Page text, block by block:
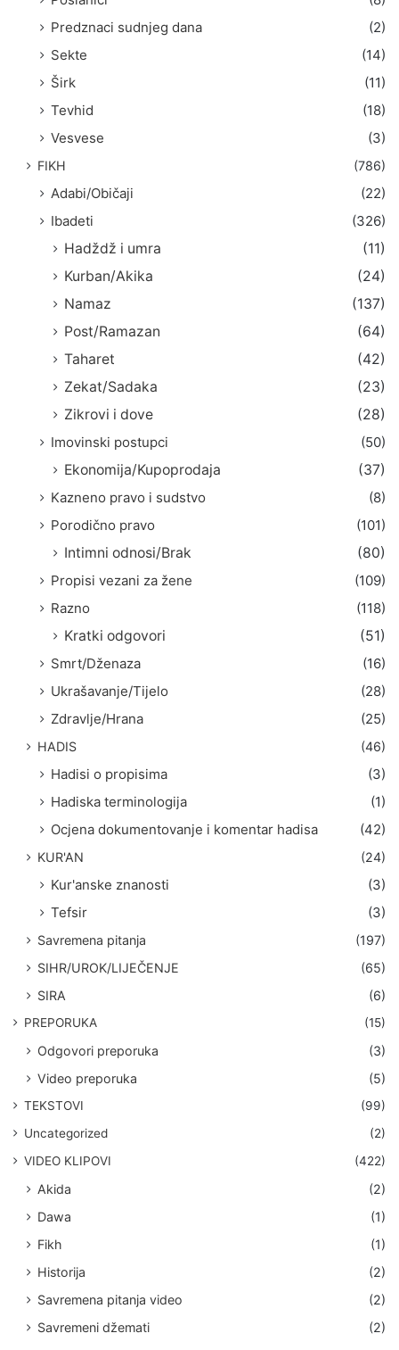
Predznaci sudnjeg dana
(2)
Sekte
(14)
Širk
(11)
Tevhid
(18)
Vesvese
(3)
FIKH (786)
Adabi/Običaji
(22)
Ibadeti
(326)
Hadždž i umra
(11)
Kurban/Akika
(24)
Namaz
(137)
Post/Ramazan
(64)
Taharet
(42)
Zekat/Sadaka
(23)
Zikrovi i dove
(28)
Imovinski postupci
(50)
Ekonomija/Kupoprodaja
(37)
Kazneno pravo i sudstvo
(8)
Porodično pravo
(101)
Intimni odnosi/Brak
(80)
Propisi vezani za žene
(109)
Razno
(118)
Kratki odgovori
(51)
Smrt/Dženaza
(16)
Ukrašavanje/Tijelo
(28)
Zdravlje/Hrana
(25)
HADIS (46)
Hadisi o propisima
(3)
Hadiska terminologija
(1)
Ocjena dokumentovanje i komentar hadisa
(42)
KUR'AN (24)
Kur'anske znanosti
(3)
Tefsir
(3)
Savremena pitanja
(197)
SIHR/UROK/LIJEČENJE
(65)
SIRA
(6)
PREPORUKA (15)
Odgovori preporuka
(3)
Video preporuka
(5)
TEKSTOVI
(99)
Uncategorized
(2)
VIDEO KLIPOVI
(422)
Akida
(2)
Dawa
(1)
Fikh
(1)
Historija
(2)
Savremena pitanja video
(2)
Savremeni džemati
(2)